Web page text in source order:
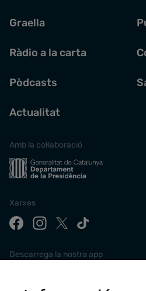
Graella
Ràdio a la carta
Pòdcasts
Actualitat
Amb la col·laboració
Xarxes
Descarrega la nostra app